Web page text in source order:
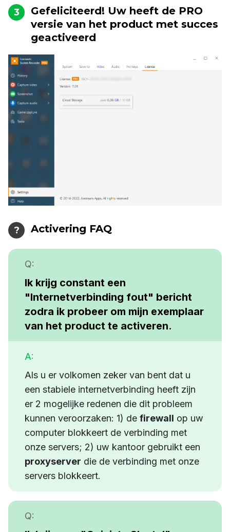
3
Gefeliciteerd! Uw heeft de PRO
versie van het product met succes
geactiveerd
? Activering FAQ
Q:
Ik krijg constant een
"Internetverbinding fout" bericht
zodra ik probeer om mijn exemplaar
van het product te activeren.
A:
Als u er volkomen zeker van bent dat u
een stabiele internetverbinding heeft zijn
er 2 mogelijke redenen die dit probleem
kunnen veroorzaken: 1) de firewall op uw
computer blokkeert de verbinding met
onze servers; 2) uw kantoor gebruikt een
proxyserver die de verbinding met onze
servers blokkeert.
Q: